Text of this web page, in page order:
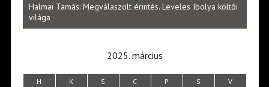
Halmai Tamás: Megválaszolt érintés. Leveles Ibolya költői
világa
2025. március
H K S C P S V